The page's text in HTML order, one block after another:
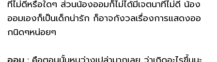
ที่ไม่ดีหรือใดๆ ส่วนน้องออมก็ไม่ได้มีเจตนาที่ไม่ดี น้อง
ออมเองก็เป็นเด็กน่ารัก ก็อาจกังวลเรื่องการแสดงออ
กนิดๆหน่อยๆ